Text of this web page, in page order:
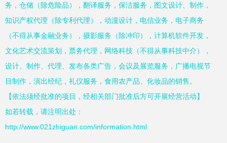
务，仓储（除危险品），翻译服务，保洁服务，图文设计、制作，
知识产权代理（除专利代理），动漫设计，电信业务，电子商务
（不得从事金融业务），摄影服务（除冲印），计算机软件开发，
文化艺术交流策划，票务代理，网络科技（不得从事科技中介），
设计、制作、代理、发布各类广告，会议及展览服务，广播电视节
目制作，演出经纪，礼仪服务，食用农产品、化妆品的销售。
【依法须经批准的项目，经相关部门批准后方可开展经营活动】
如若转载，请注明出处：
http://www.021zhiguan.com/information.html